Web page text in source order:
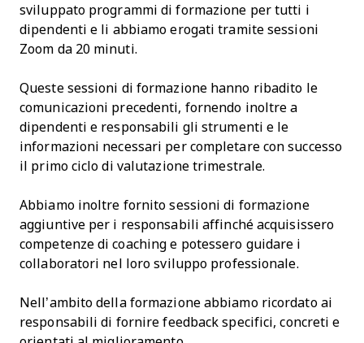
sviluppato programmi di formazione per tutti i
dipendenti e li abbiamo erogati tramite sessioni
Zoom da 20 minuti.
Queste sessioni di formazione hanno ribadito le
comunicazioni precedenti, fornendo inoltre a
dipendenti e responsabili gli strumenti e le
informazioni necessari per completare con successo
il primo ciclo di valutazione trimestrale.
Abbiamo inoltre fornito sessioni di formazione
aggiuntive per i responsabili affinché acquisissero
competenze di coaching e potessero guidare i
collaboratori nel loro sviluppo professionale.
Nell’ambito della formazione abbiamo ricordato ai
responsabili di fornire feedback specifici, concreti e